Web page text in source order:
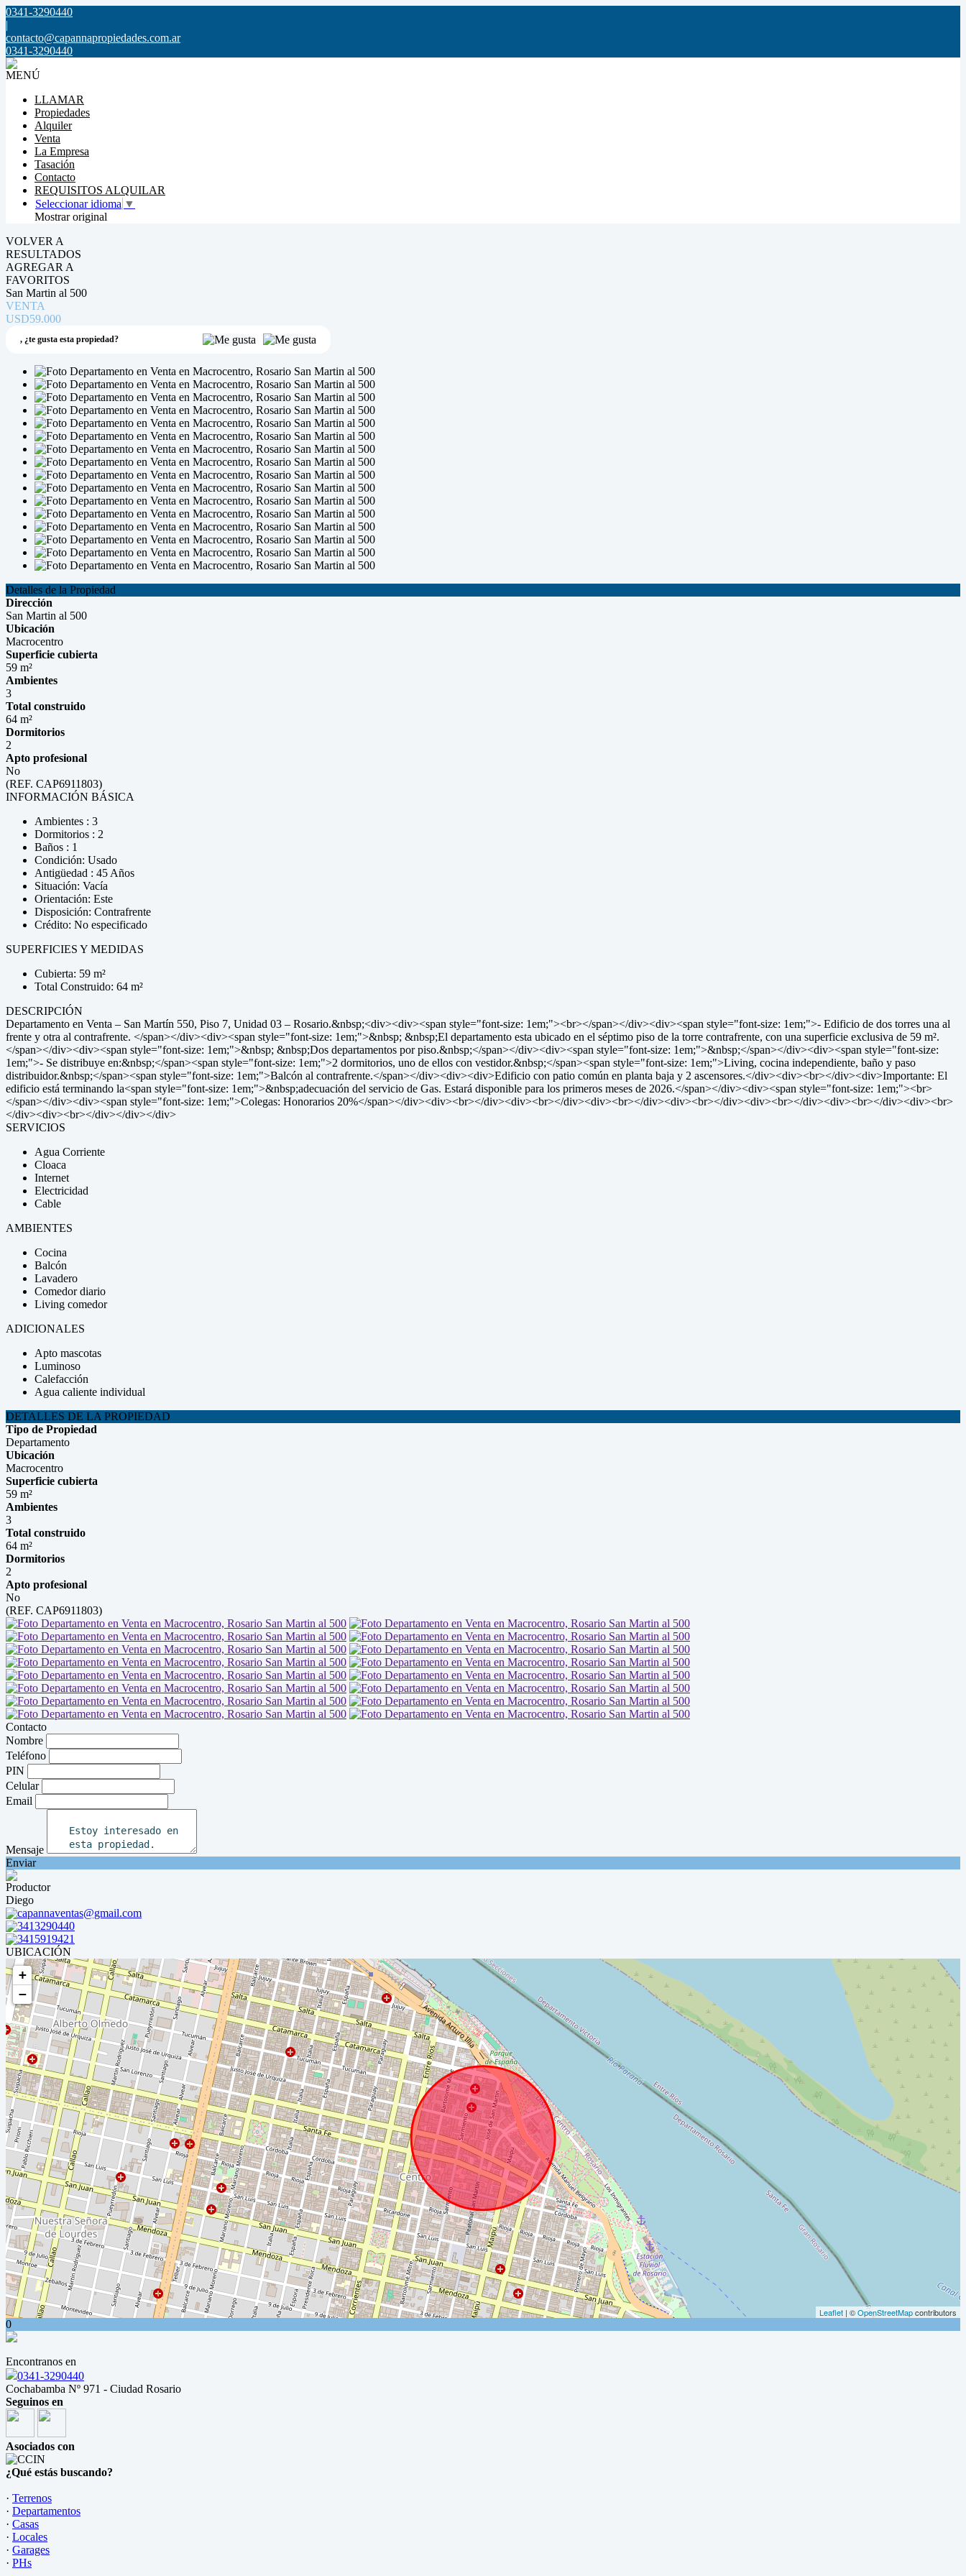
0341-3290440
|
contacto@capannapropiedades.com.ar
0341-3290440
MENÚ
LLAMAR
Propiedades
Alquiler
Venta
La Empresa
Tasación
Contacto
REQUISITOS ALQUILAR
Seleccionar idioma ▼
Mostrar original
VOLVER A
RESULTADOS
AGREGAR A
FAVORITOS
San Martin al 500
VENTA
USD59.000
, ¿te gusta esta propiedad?
Detalles de la Propiedad
Dirección
San Martin al 500
Ubicación
Macrocentro
Superficie cubierta
59 m²
Ambientes
3
Total construido
64 m²
Dormitorios
2
Apto profesional
No
(REF. CAP6911803)
INFORMACIÓN BÁSICA
Ambientes : 3
Dormitorios : 2
Baños : 1
Condición: Usado
Antigüedad : 45 Años
Situación: Vacía
Orientación: Este
Disposición: Contrafrente
Crédito: No especificado
SUPERFICIES Y MEDIDAS
Cubierta: 59 m²
Total Construido: 64 m²
DESCRIPCIÓN
Departamento en Venta – San Martín 550, Piso 7, Unidad 03 – Rosario.&nbsp;<div><div><span style="font-size: 1em;"><br></span></div><div><span style="font-size: 1em;">- Edificio de dos torres una al
frente y otra al contrafrente. </span></div><div><span style="font-size: 1em;">&nbsp; &nbsp;El departamento esta ubicado en el séptimo piso de la torre contrafrente, con una superficie exclusiva de 59 m².
</span></div><div><span style="font-size: 1em;">&nbsp; &nbsp;Dos departamentos por piso.&nbsp;</span></div><div><span style="font-size: 1em;">&nbsp;</span></div><div><span style="font-size:
1em;">- Se distribuye en:&nbsp;</span><span style="font-size: 1em;">2 dormitorios, uno de ellos con vestidor.&nbsp;</span><span style="font-size: 1em;">Living, cocina independiente, baño y paso
distribuidor.&nbsp;</span><span style="font-size: 1em;">Balcón al contrafrente.</span></div><div><div>Edificio con patio común en planta baja y 2 ascensores.</div><div><br></div><div>Importante: El
edificio está terminando la<span style="font-size: 1em;">&nbsp;adecuación del servicio de Gas. Estará disponible para los primeros meses de 2026.</span></div><div><span style="font-size: 1em;"><br>
</span></div><div><span style="font-size: 1em;">Colegas: Honorarios 20%</span></div><div><br></div><div><br></div><div><br></div><div><br></div><div><br></div><div><br></div><div><br>
</div><div><br></div></div></div>
SERVICIOS
Agua Corriente
Cloaca
Internet
Electricidad
Cable
AMBIENTES
Cocina
Balcón
Lavadero
Comedor diario
Living comedor
ADICIONALES
Apto mascotas
Luminoso
Calefacción
Agua caliente individual
DETALLES DE LA PROPIEDAD
Tipo de Propiedad
Departamento
Ubicación
Macrocentro
Superficie cubierta
59 m²
Ambientes
3
Total construido
64 m²
Dormitorios
2
Apto profesional
No
(REF. CAP6911803)
Contacto
Nombre
Teléfono
PIN
Celular
Email
Mensaje
Enviar
Productor
Diego
capannaventas@gmail.com
3413290440
3415919421
UBICACIÓN
+
−
Leaflet | ©OpenStreetMapcontributors
0
Encontranos en
0341-3290440
Cochabamba Nº 971 - Ciudad Rosario
Seguinos en
Asociados con
¿Qué estás buscando?
· Terrenos
· Departamentos
· Casas
· Locales
· Garages
· PHs